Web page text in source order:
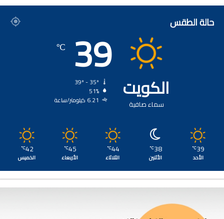
حالة الطقس
الكويت
سماء صافية
39
℃
51%
6.21 كيلومتر/ساعة
39
℃
الأحد
38
℃
الأثنين
44
℃
الثلاثاء
45
℃
الأربعاء
42
℃
الخميس